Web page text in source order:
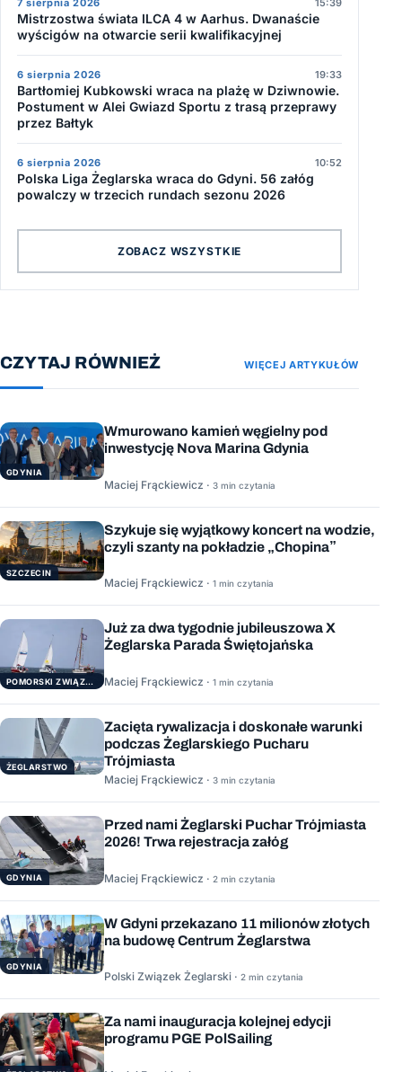
7 sierpnia 2026 15:39
Mistrzostwa świata ILCA 4 w Aarhus. Dwanaście
wyścigów na otwarcie serii kwalifikacyjnej
6 sierpnia 2026 19:33
Bartłomiej Kubkowski wraca na plażę w Dziwnowie.
Postument w Alei Gwiazd Sportu z trasą przeprawy
przez Bałtyk
6 sierpnia 2026 10:52
Polska Liga Żeglarska wraca do Gdyni. 56 załóg
powalczy w trzecich rundach sezonu 2026
ZOBACZ WSZYSTKIE
CZYTAJ RÓWNIEŻ WIĘCEJ ARTYKUŁÓW
GDYNIA
Wmurowano kamień węgielny pod
inwestycję Nova Marina Gdynia
Maciej Frąckiewicz · 3 min czytania
SZCZECIN
Szykuje się wyjątkowy koncert na wodzie,
czyli szanty na pokładzie „Chopina”
Maciej Frąckiewicz · 1 min czytania
POMORSKI ZWIĄZEK ŻEGLARSKI
Już za dwa tygodnie jubileuszowa X
Żeglarska Parada Świętojańska
Maciej Frąckiewicz · 1 min czytania
ŻEGLARSTWO
Zacięta rywalizacja i doskonałe warunki
podczas Żeglarskiego Pucharu
Trójmiasta
Maciej Frąckiewicz · 3 min czytania
GDYNIA
Przed nami Żeglarski Puchar Trójmiasta
2026! Trwa rejestracja załóg
Maciej Frąckiewicz · 2 min czytania
GDYNIA
W Gdyni przekazano 11 milionów złotych
na budowę Centrum Żeglarstwa
Polski Związek Żeglarski · 2 min czytania
Za nami inauguracja kolejnej edycji
programu PGE PolSailing